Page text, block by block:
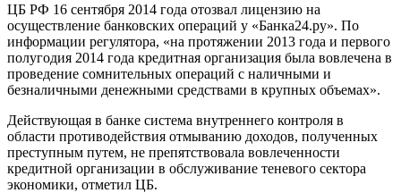
ЦБ РФ 16 сентября 2014 года отозвал лицензию на
осуществление банковских операций у «Банка24.ру». По
информации регулятора, «на протяжении 2013 года и первого
полугодия 2014 года кредитная организация была вовлечена в
проведение сомнительных операций с наличными и
безналичными денежными средствами в крупных объемах».
Действующая в банке система внутреннего контроля в
области противодействия отмыванию доходов, полученных
преступным путем, не препятствовала вовлеченности
кредитной организации в обслуживание теневого сектора
экономики, отметил ЦБ.